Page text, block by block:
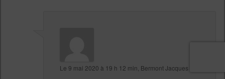
Le 9 mai 2020 à 19 h 12 min Bermont Jacques